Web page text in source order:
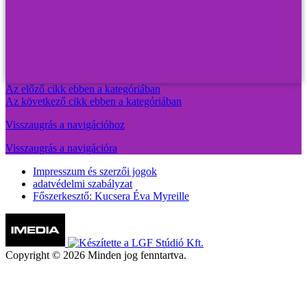
Az előző cikk ebben a kategóriában
Az következő cikk ebben a kategóriában
Visszaugrás a navigációhoz
Visszaugrás a navigációra
Impresszum és szerzői jogok
adatvédelmi szabályzat
Főszerkesztő: Kucsera Éva Myreille
Copyright © 2026 Minden jog fenntartva.